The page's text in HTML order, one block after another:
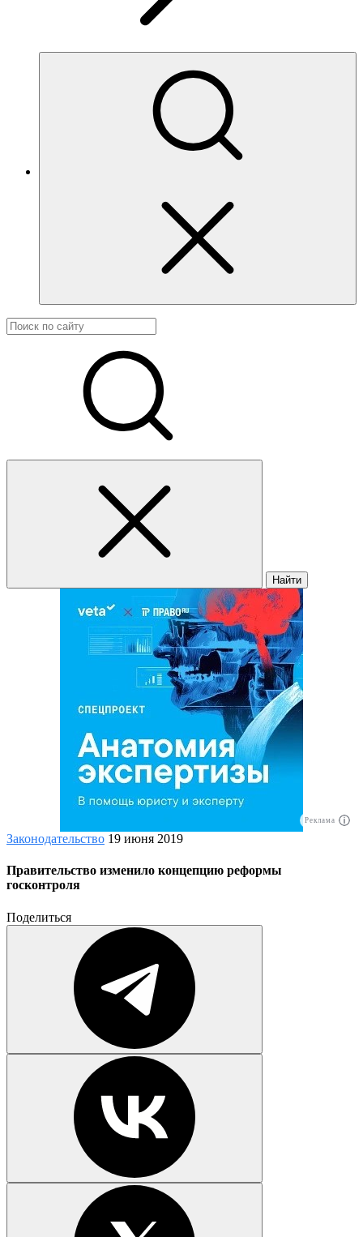
Найти
Реклама
Законодательство 19 июня 2019
Правительство изменило концепцию реформы
госконтроля
Поделиться